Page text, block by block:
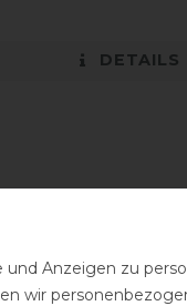
DETAILS
Anzeigen zu
wir